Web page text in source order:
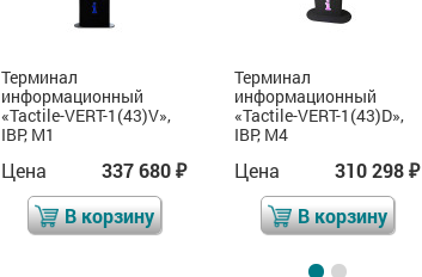
Терминал
информационный
«Tactile-VERT-1(43)V»,
IBP, М1
Цена 337 680₽
В корзину
Терминал
информационный
«Tactile-VERT-1(43)D»,
IBP, М4
Цена 310 298₽
В корзину